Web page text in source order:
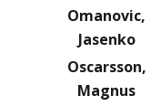
Omanovic,
Jasenko
Oscarsson,
Magnus